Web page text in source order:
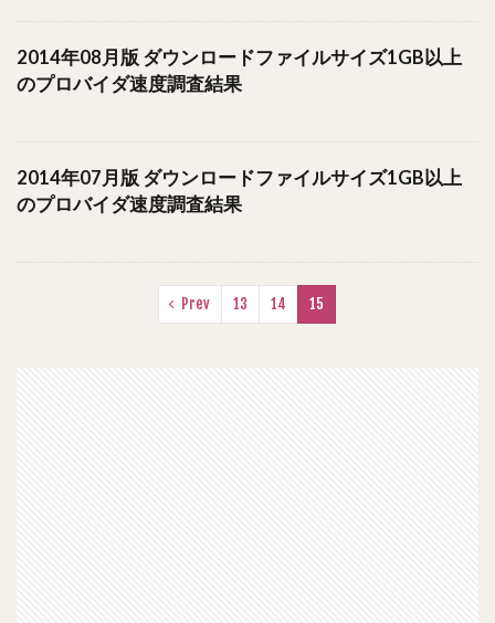
2014年08月版 ダウンロードファイルサイズ1GB以上
のプロバイダ速度調査結果
2014年07月版 ダウンロードファイルサイズ1GB以上
のプロバイダ速度調査結果
Prev 13 14 15